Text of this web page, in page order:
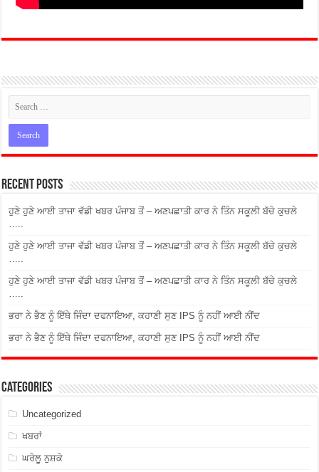
Recent Posts
ਹੁਣੇ ਹੁਣੇ ਆਈ ਤਾਜਾ ਵੱਡੀ ਖਬਰ ਪੰਜਾਬ ਤੋਂ – ਅਣਪਛਾਤੀ ਕਾਰ ਨੇ ਤਿੰਨ ਸਕੂਲੀ ਬੱਚੇ ਕੁਚਲੇ
ਹੁਣੇ ਹੁਣੇ ਆਈ ਤਾਜਾ ਵੱਡੀ ਖਬਰ ਪੰਜਾਬ ਤੋਂ – ਅਣਪਛਾਤੀ ਕਾਰ ਨੇ ਤਿੰਨ ਸਕੂਲੀ ਬੱਚੇ ਕੁਚਲੇ
ਹੁਣੇ ਹੁਣੇ ਆਈ ਤਾਜਾ ਵੱਡੀ ਖਬਰ ਪੰਜਾਬ ਤੋਂ – ਅਣਪਛਾਤੀ ਕਾਰ ਨੇ ਤਿੰਨ ਸਕੂਲੀ ਬੱਚੇ ਕੁਚਲੇ
ਭਰਾ ਨੇ ਭੈਣ ਨੂੰ ਇੱਥੇ ਜਿੰਦਾ ਦਫਨਾਇਆ, ਕਹਾਣੀ ਸੁਣ IPS ਨੂੰ ਨਹੀਂ ਆਈ ਨੀਂਦ
ਭਰਾ ਨੇ ਭੈਣ ਨੂੰ ਇੱਥੇ ਜਿੰਦਾ ਦਫਨਾਇਆ, ਕਹਾਣੀ ਸੁਣ IPS ਨੂੰ ਨਹੀਂ ਆਈ ਨੀਂਦ
Categories
Uncategorized
ਖਬਰਾਂ
ਘਰੇਲੂ ਨੁਸ਼ਕੇ